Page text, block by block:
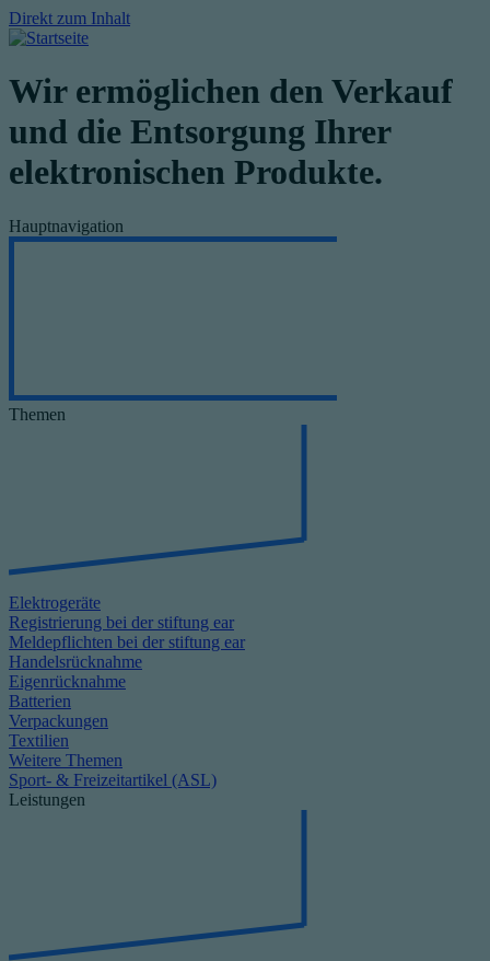
Direkt zum Inhalt
Wir ermöglichen den Verkauf
und die Entsorgung Ihrer
elektronischen Produkte.
Hauptnavigation
Themen
Elektrogeräte
Registrierung bei der stiftung ear
Meldepflichten bei der stiftung ear
Handelsrücknahme
Eigenrücknahme
Batterien
Verpackungen
Textilien
Weitere Themen
Sport- & Freizeitartikel (ASL)
Leistungen